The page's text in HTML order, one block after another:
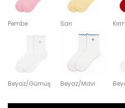
Pembe Sarı
Beyaz/Gümüş Beyaz/Mavi